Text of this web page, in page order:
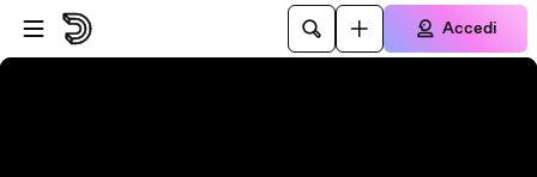
Vai al lettore
Passa al contenuto principale
Accedi